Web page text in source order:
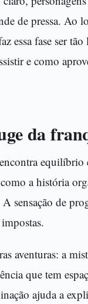
de pressa. Ao
essa fase ser tão
e como
da
equilíbrio
a história
sensação de
aventuras: a
que tem
ajuda a